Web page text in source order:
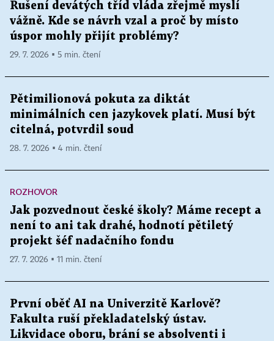
Rušení devátých tříd vláda zřejmě myslí
vážně. Kde se návrh vzal a proč by místo
úspor mohly přijít problémy?
29. 7. 2026 ▪ 5 min. čtení
Pětimilionová pokuta za diktát
minimálních cen jazykovek platí. Musí být
citelná, potvrdil soud
28. 7. 2026 ▪ 4 min. čtení
ROZHOVOR
Jak pozvednout české školy? Máme recept a
není to ani tak drahé, hodnotí pětiletý
projekt šéf nadačního fondu
27. 7. 2026 ▪ 11 min. čtení
První oběť AI na Univerzitě Karlově?
Fakulta ruší překladatelský ústav.
Likvidace oboru, brání se absolventi i